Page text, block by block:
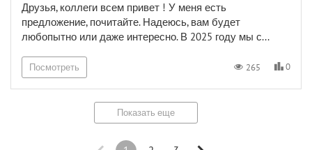
Друзья, коллеги всем привет ! У меня есть
предложение, почитайте. Надеюсь, вам будет
любопытно или даже интересно. В 2025 году мы с...
Посмотреть 265 0
Показать еще